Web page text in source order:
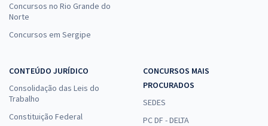
Concursos no Rio Grande do
Norte
Concursos em Sergipe
CONTEÚDO JURÍDICO
Consolidação das Leis do
Trabalho
Constituição Federal
CONCURSOS MAIS
PROCURADOS
SEDES
PC DF - DELTA